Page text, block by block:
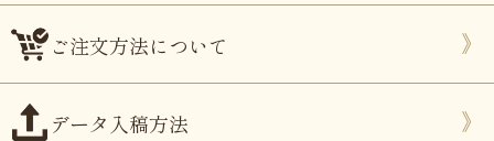
ご注文方法について
データ入稿方法